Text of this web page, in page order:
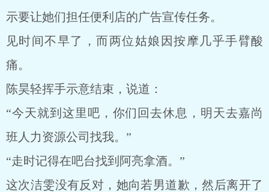
示要让她们担任便利店的广告宣传任务。
见时间不早了，而两位姑娘因按摩几乎手臂酸
痛。
陈昊轻挥手示意结束，说道：
“今天就到这里吧，你们回去休息，明天去嘉尚
班人力资源公司找我。”
“走时记得在吧台找到阿亮拿酒。”
这次洁雯没有反对，她向若男道歉，然后离开了